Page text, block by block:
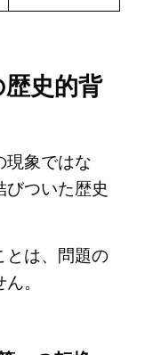
史的背
現象ではな
びついた歴史
とは、問題の
。